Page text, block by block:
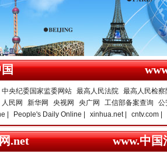
科技盛宴
中央纪委国家监委网站 最高人民法院 最高人民检察
人民网 新华网 央视网 央广网 工信部备案查询
公
| People's Daily Online | xinhua.net | cntv.com |
.net www.中